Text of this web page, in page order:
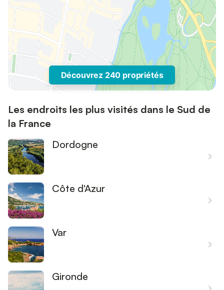
Découvrez 240 propriétés
Les endroits les plus visités dans le Sud de
la France
Dordogne
Côte d'Azur
Var
Gironde